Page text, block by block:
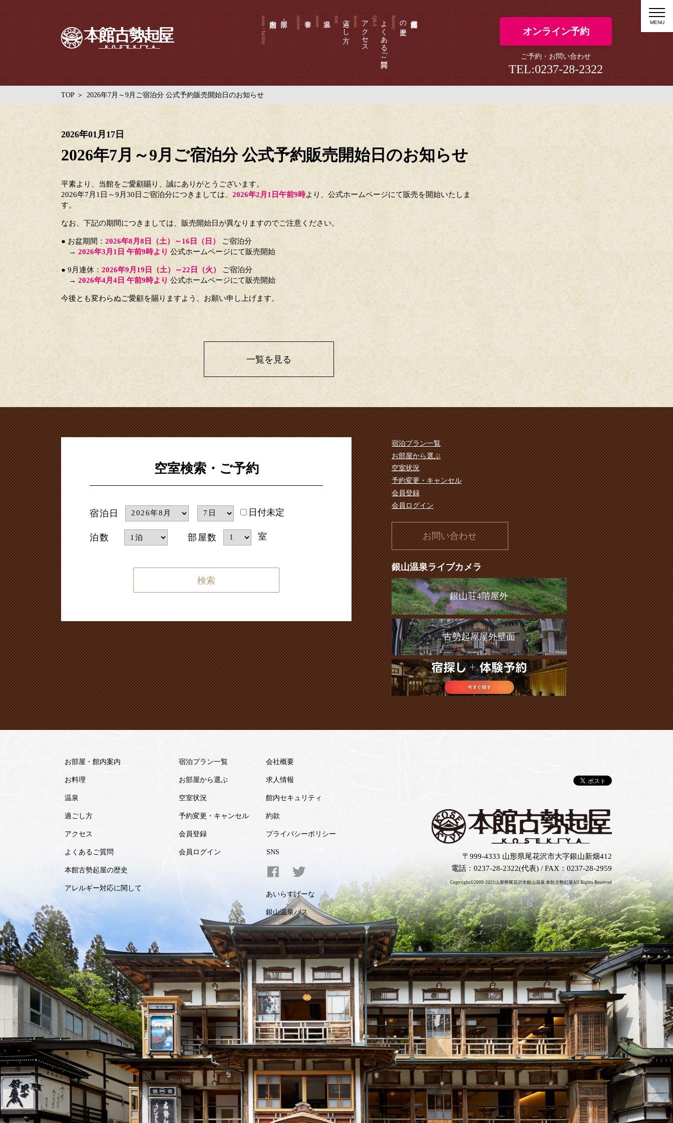
過ごし方 アクセス よくあるご質問 の歴史
オンライン予約
TEL:0237-28-2322
TOP 2026年7月～9月ご宿泊分 公式予約販売開始日のお知らせ
2026年01月17日
2026年7月～9月ご宿泊分 公式予約販売開始日のお知らせ
平素より、当館をご愛顧賜り、誠にありがとうございます。
2026年7月1日～9月30日ご宿泊分につきましては、 2026年2月1日午前9時より、公式ホームページにて販売を開始いたしま
す。
なお、下記の期間につきましては、販売開始日が異なりますのでご注意ください。
● お盆期間：2026年8月8日（土）～16日（日）ご宿泊分
→2026年3月1日 午前9時より 公式ホームページにて販売開始
● 9月連休：2026年9月19日（土）～22日（火）
ご宿泊分
→ 2026年4月4日 午前9時より 公式ホームページにて販売開始
今後とも変わらぬご愛顧を賜りますよう、お願い申し上げます。
一覧を見る
空室検索・ご予約
宿泊日 日付未定
泊数 部屋数 室
検索する
宿泊プラン一覧
お部屋から選ぶ
空室状況
予約変更・キャンセル
会員登録
会員ログイン
お問い合わせ
銀山温泉ライブカメラ
銀山荘4階屋外
古勢起屋屋外壁面
お部屋・館内案内
お料理
温泉
過ごし方
アクセス
よくあるご質問
本館古勢起屋の歴史
アレルギー対応に関して
宿泊プラン一覧
お部屋から選ぶ
空室状況
予約変更・キャンセル
会員登録
会員ログイン
会社概要
求人情報
館内セキュリティ
約款
プライバシーポリシー
SNS
あいらすげーな
銀山温泉バス
〒999-4333 山形県尾花沢市大字銀山新畑412
電話：0237-28-2322(代表) / FAX：0237-28-2959
Copyright©2009-2021山形県尾花沢市銀山温泉 本館古勢起屋All Rights Reserved
MENU